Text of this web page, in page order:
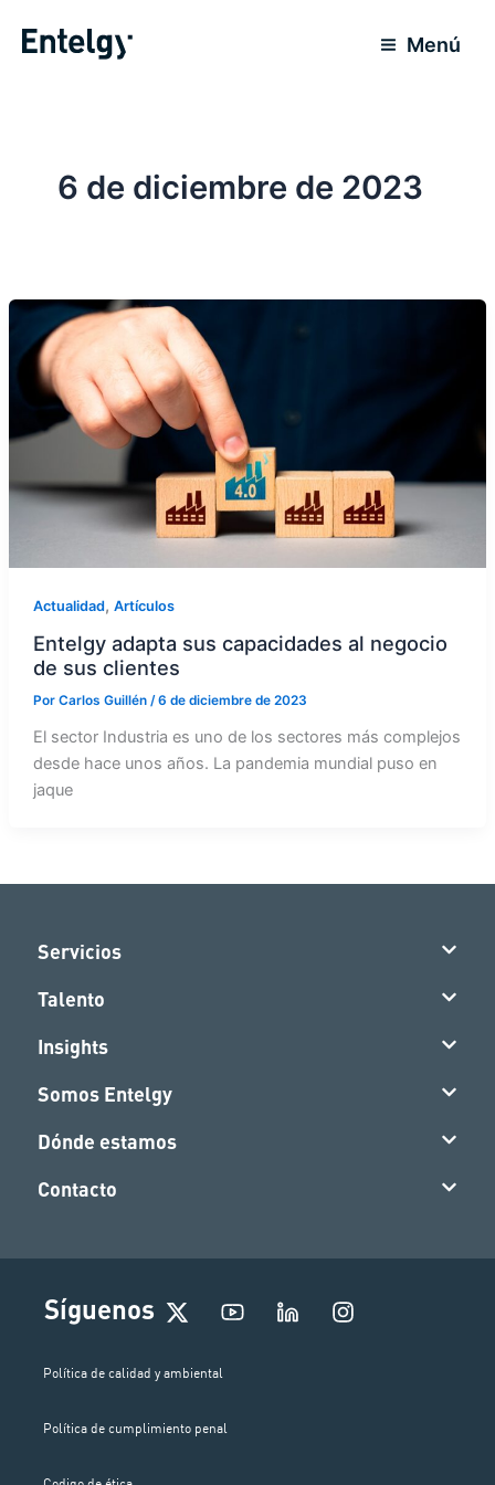
Menú
6 de diciembre de 2023
Actualidad, Artículos
Entelgy adapta sus capacidades al negocio
de sus clientes
Por Carlos Guillén /6 de diciembre de 2023
El sector Industria es uno de los sectores más complejos
desde hace unos años. La pandemia mundial puso en
jaque
Servicios
Talento
Insights
Somos Entelgy
Dónde estamos
Contacto
Síguenos
I
n
Política de calidad y ambiental
Política de cumplimiento penal